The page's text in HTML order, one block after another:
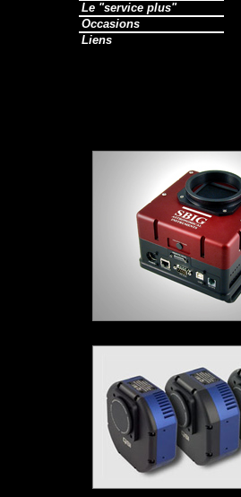
Le "service plus"
Occasions
Liens